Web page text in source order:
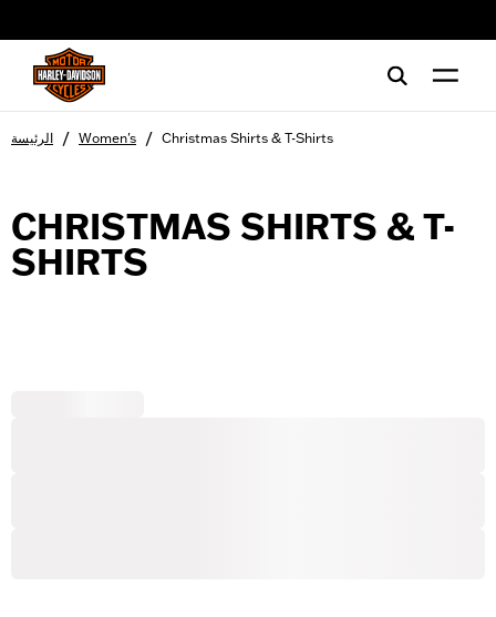
الرئيسة / Women's / Christmas Shirts & T-Shirts
CHRISTMAS SHIRTS & T-
SHIRTS